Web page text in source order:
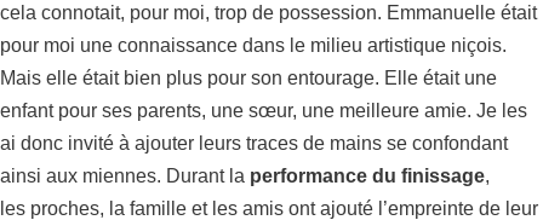
cela connotait, pour moi, trop de possession. Emmanuelle était
pour moi une connaissance dans le milieu artistique niçois.
Mais elle était bien plus pour son entourage. Elle était une
enfant pour ses parents, une sœur, une meilleure amie. Je les
ai donc invité à ajouter leurs traces de mains se confondant
ainsi aux miennes. Durant la performance du finissage,
les proches, la famille et les amis ont ajouté l’empreinte de leur